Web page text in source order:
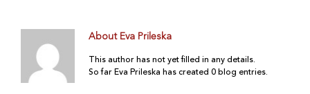
About Eva Prileska
This author has not yet filled in any details.
So far Eva Prileska has created 0 blog entries.